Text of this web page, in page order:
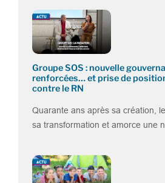
Groupe SOS : nouvelle
renforcées… et prise de
contre le RN
Quarante ans après sa création,
sa transformation et amorce une